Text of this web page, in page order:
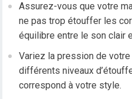
Assurez-vous que votre
ne pas trop étouffer les
équilibre entre le son clair
Variez la pression de
différents niveaux
correspond à votre style.